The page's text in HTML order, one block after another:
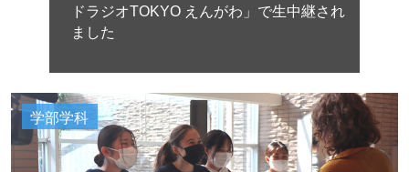
ドラジオTOKYO えんがわ」で生中継され
ました
学部学科